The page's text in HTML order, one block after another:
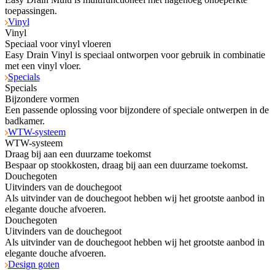
toepassingen.
Vinyl
Vinyl
Speciaal voor vinyl vloeren
Easy Drain Vinyl is speciaal ontworpen voor gebruik in combinatie
met een vinyl vloer.
Specials
Specials
Bijzondere vormen
Een passende oplossing voor bijzondere of speciale ontwerpen in de
badkamer.
WTW-systeem
WTW-systeem
Draag bij aan een duurzame toekomst
Bespaar op stookkosten, draag bij aan een duurzame toekomst.
Douchegoten
Uitvinders van de douchegoot
Als uitvinder van de douchegoot hebben wij het grootste aanbod in
elegante douche afvoeren.
Douchegoten
Uitvinders van de douchegoot
Als uitvinder van de douchegoot hebben wij het grootste aanbod in
elegante douche afvoeren.
Design goten